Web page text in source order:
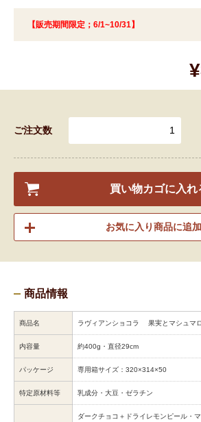
【販売期間限定；6/1~10/31】
ご注文数
買い物カゴに入れ
お気に入り商品に追加
商品情報
商品名 ラヴィアンショコラ 果実とマシュマロ
内容量 約400g・直径29cm
パッケージ 専用箱サイズ：320×314×50
特定原材料等 乳成分・大豆・ゼラチン
ダークチョコ＋ドライレモンピール・